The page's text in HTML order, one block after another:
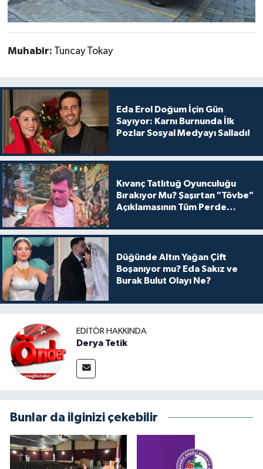
Muhabir: Tuncay Tokay
Eda Erol Doğum İçin Gün
Sayıyor: Karnı Burnunda İlk
Pozlar Sosyal Medyayı Salladı!
Kıvanç Tatlıtuğ Oyunculuğu
Bırakıyor Mu? Şaşırtan "Tövbe"
Açıklamasının Tüm Perde
Düğünde Altın Yağan Çift
Boşanıyor mu? Eda Sakız ve
Burak Bulut Olayı Ne?
EDITÖR HAKKINDA
Derya Tetik
Bunlar da ilginizi çekebilir